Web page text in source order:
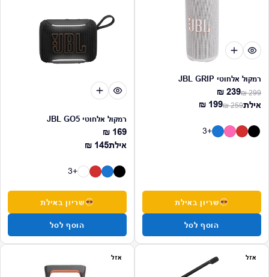
רמקול אלחוטי JBL GRIP
מחיר רגיל
299 ₪
מחיר מבצע
239 ₪
אילתמחיר רגיל
259 ₪
מחיר מבצע
199 ₪
+3
שריון באילת
הוסף לסל
רמקול אלחוטי JBL GO5
מחיר רגיל
169 ₪
אילתמחיר רגיל
145 ₪
+3
שריון באילת
הוסף לסל
אזל אזל